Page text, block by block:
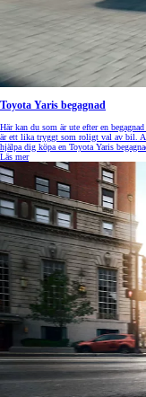
Toyota Yaris begagnad
Här kan du som är ute efter en
är ett lika tryggt som roligt val av bil.
hjälpa dig köpa en Toyota Yaris
Läs mer